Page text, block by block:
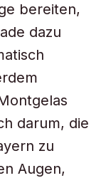
bereiten,
dazu
darum, die
zu
Augen,